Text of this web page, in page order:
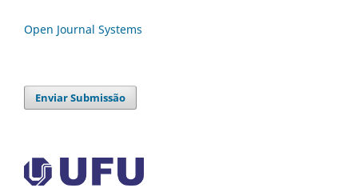
Open Journal Systems
Enviar Submissão